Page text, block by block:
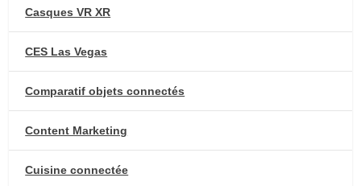
Casques VR XR
CES Las Vegas
Comparatif objets connectés
Content Marketing
Cuisine connectée